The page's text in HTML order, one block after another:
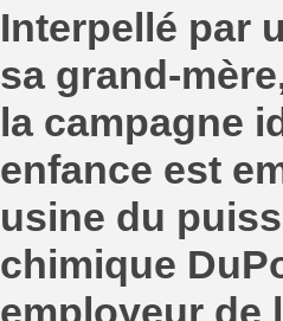
Interpellé par
sa grand-
la campagne
enfance est
usine du
chimique
employeur de